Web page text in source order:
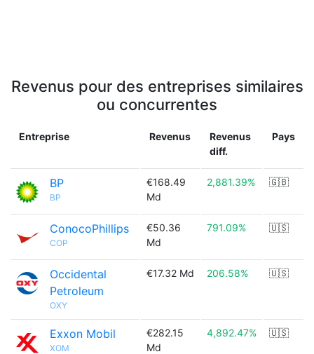
Revenus pour des entreprises similaires
ou concurrentes
Entreprise Revenus
Revenus
diff.
Pays
BP
BP
€168.49
Md
2,881.39% 🇬🇧
ConocoPhillips
COP
€50.36
Md
791.09% 🇺🇸
Occidental
Petroleum
OXY
€17.32 Md 206.58% 🇺🇸
Exxon Mobil
XOM
€282.15
Md
4,892.47% 🇺🇸